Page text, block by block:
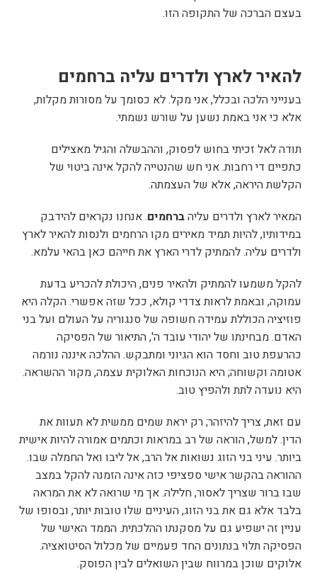
בעצם הברכה של התקופה הזו.
להאיר לארץ ולדרים עליה ברחמים
בענייני הלכה ובכלל, אני מקל. לא כסומך על מסורות מקלות,
אלא כי אני באמת נשען על שורש נשמתי.
תודה לאל זכיתי בחוש לפסוק, וההבשלה והגיל מאצילים
כתפיים די רחבות. אני חש שהנטייה להקל אינה ביטוי של
הקלשת היראה, אלא של העצמתה.
המאיר לארץ ולדרים עליהברחמים. אנחנו נקראים להידבק
במידותיו, להיות תמיד מאירים מקו הרחמים ולנסות להאיר לארץ
ולדרים עליה. להמתיק לדרי הארץ את חייהם כאן בהאי עלמא.
להקל משמעו להמתיק ולהאיר פנים, היכולת להכריע בדעת
עמוקה, ובאמת לראות צדדי קולא, ככל שזה אפשרי. הקלה היא
פוזיציה הכוללת עמידה חשופה של סנגוריה על העולם ועל בני
האדם. מבחינתו של יהודי עובד ה', התיאור של הפסיקה
כהרעפת טוב וחסד הוא הגיוני ומתבקש. ההלכה איננה נורמה
אטומה וקשוחה; היא הנוכחות האלוקית עצמה, מקור ההשראה.
היא נועדה לתת ולהפיץ טוב.
עם זאת, צריך להיזהר; רק יראת שמים ממשית לא תעוות את
הדין. למשל, הוראה של רב במראות וכתמים אמורה להיות אישית
ביותר. עיני בני הזוג נשואות אל הרב, אל ליבו ואל החמלה שבו.
ההוראה בהקשר אישי ספציפי כזה אינה הזמנה להקל במצב
שבו ברור שצריך לאסור, חלילה. אך מי שרואה לא את המראה
בלבד אלא גם את בני הזוג, העיניים שלו טובות יותר, ובסופו של
עניין זה ישפיע גם על מסקנתו ההלכתית. הממד האישי של
הפסיקה תלוי בנתונים החד פעמיים של מכלול הסיטואציה.
אלוקים שוכן במרווח שבין השואלים לבין הפוסק.